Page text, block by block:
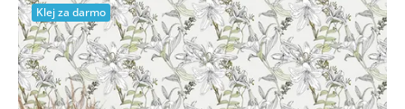
Klej za darmo